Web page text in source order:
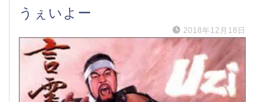
うぇいよー
2018年12月18日